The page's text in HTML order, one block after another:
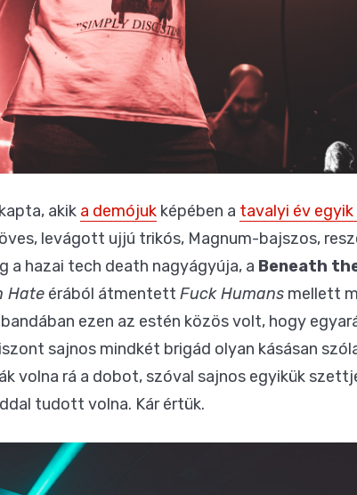
kapta, akik a demójuk képében a tavalyi év
levágott ujjú trikós, Magnum-bajszos,
a hazai tech death nagyágyúja, a Beneath
Hate érából átmentett Fuck Humans mellett
ezen az estén közös volt, hogy
sajnos mindkét brigád olyan kásásan
volna rá a dobot, szóval sajnos egyikük
tudott volna. Kár értük.